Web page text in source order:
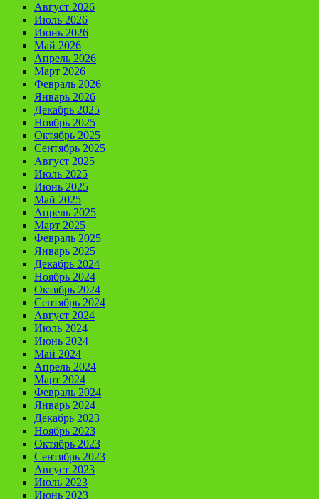
Август 2026
Июль 2026
Июнь 2026
Май 2026
Апрель 2026
Март 2026
Февраль 2026
Январь 2026
Декабрь 2025
Ноябрь 2025
Октябрь 2025
Сентябрь 2025
Август 2025
Июль 2025
Июнь 2025
Май 2025
Апрель 2025
Март 2025
Февраль 2025
Январь 2025
Декабрь 2024
Ноябрь 2024
Октябрь 2024
Сентябрь 2024
Август 2024
Июль 2024
Июнь 2024
Май 2024
Апрель 2024
Март 2024
Февраль 2024
Январь 2024
Декабрь 2023
Ноябрь 2023
Октябрь 2023
Сентябрь 2023
Август 2023
Июль 2023
Июнь 2023